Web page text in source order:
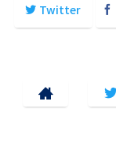
Twitter